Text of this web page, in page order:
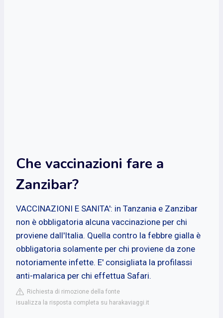
Che vaccinazioni fare a
Zanzibar?
VACCINAZIONI E SANITA': in Tanzania e Zanzibar
non è obbligatoria alcuna vaccinazione per chi
proviene dall'Italia. Quella contro la febbre gialla è
obbligatoria solamente per chi proviene da zone
notoriamente infette. E' consigliata la profilassi
anti-malarica per chi effettua Safari.
Richiesta di rimozione della fonte
isualizza la risposta completa su harakaviaggi.it